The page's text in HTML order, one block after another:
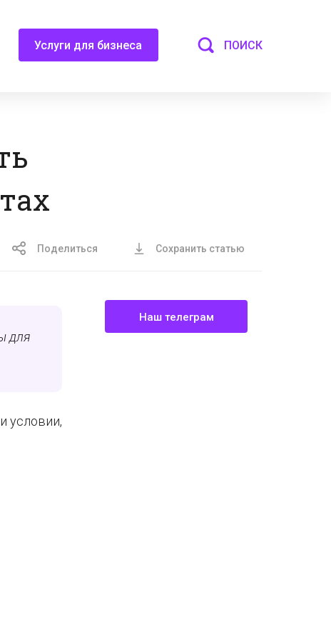
Услуги для бизнеса ПОИСК
Поделиться Сохранить статью
Наш телеграм
для
условии,